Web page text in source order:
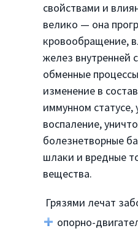
свойствами и
велико — она
кровообращение,
желез внутренней
обменные
изменение в
иммунном
воспаление,
болезнетворные
шлаки и вредные
вещества.
Грязями лечат
опорно-